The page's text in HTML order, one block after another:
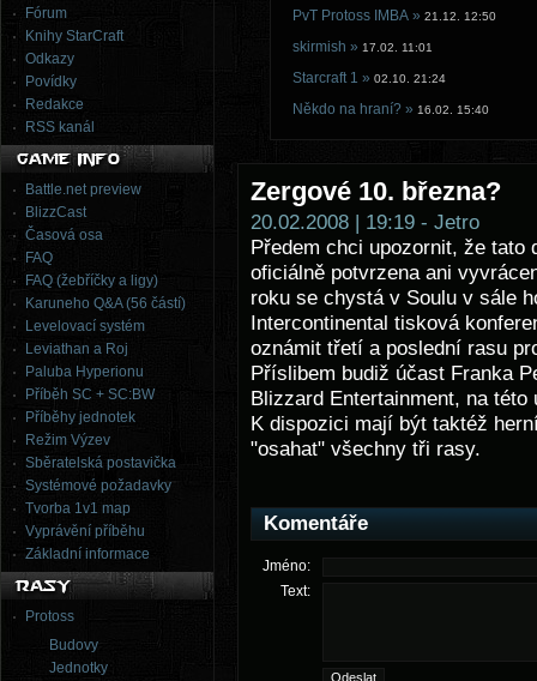
Fórum
Knihy StarCraft
Odkazy
Povídky
Redakce
RSS kanál
Battle.net preview
BlizzCast
Časová osa
FAQ
FAQ (žebříčky a ligy)
Karuneho Q&A (56 částí)
Levelovací systém
Leviathan a Roj
Paluba Hyperionu
Příběh SC + SC:BW
Příběhy jednotek
Režim Výzev
Sběratelská postavička
Systémové požadavky
Tvorba 1v1 map
Vyprávění příběhu
Základní informace
Protoss
Budovy
Jednotky
PvT Protoss IMBA » 21.12. 12:50
skirmish » 17.02. 11:01
Starcraft 1 » 02.10. 21:24
Někdo na hraní? » 16.02. 15:40
Zergové 10. března?
20.02.2008 | 19:19 - Jetro
Předem chci upozornit, že tato
oficiálně potvrzena ani
roku se chystá v Soulu v sále
Intercontinental tisková
oznámit třetí a poslední rasu
Příslibem budiž účast Franka
Blizzard Entertainment, na této
K dispozici mají být taktéž
"osahat" všechny tři rasy.
Komentáře
Jméno:
Text: